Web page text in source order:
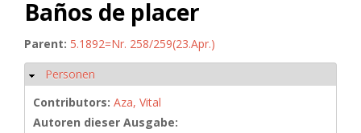
Baños de placer
Parent: 5.1892=Nr. 258/259(23.Apr.)
Hide
Personen
Contributors: Aza, Vital
Autoren dieser Ausgabe: